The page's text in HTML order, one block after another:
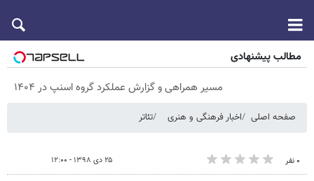
مطالب پیشنهادی
مسیر همراهی و گزارش عملکرد گروه اسنپ در ۱۴۰۴
صفحه اصلی اخبار فرهنگی و هنری تئاتر
۰ نفر ۲۵ دی ۱۳۹۸ - ۱۲:۰۰